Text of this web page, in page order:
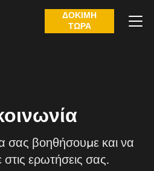
ΔΟΚΙΜΉ
ΤΏΡΑ
σας βοηθήσουμε και να
ερωτήσεις σας.